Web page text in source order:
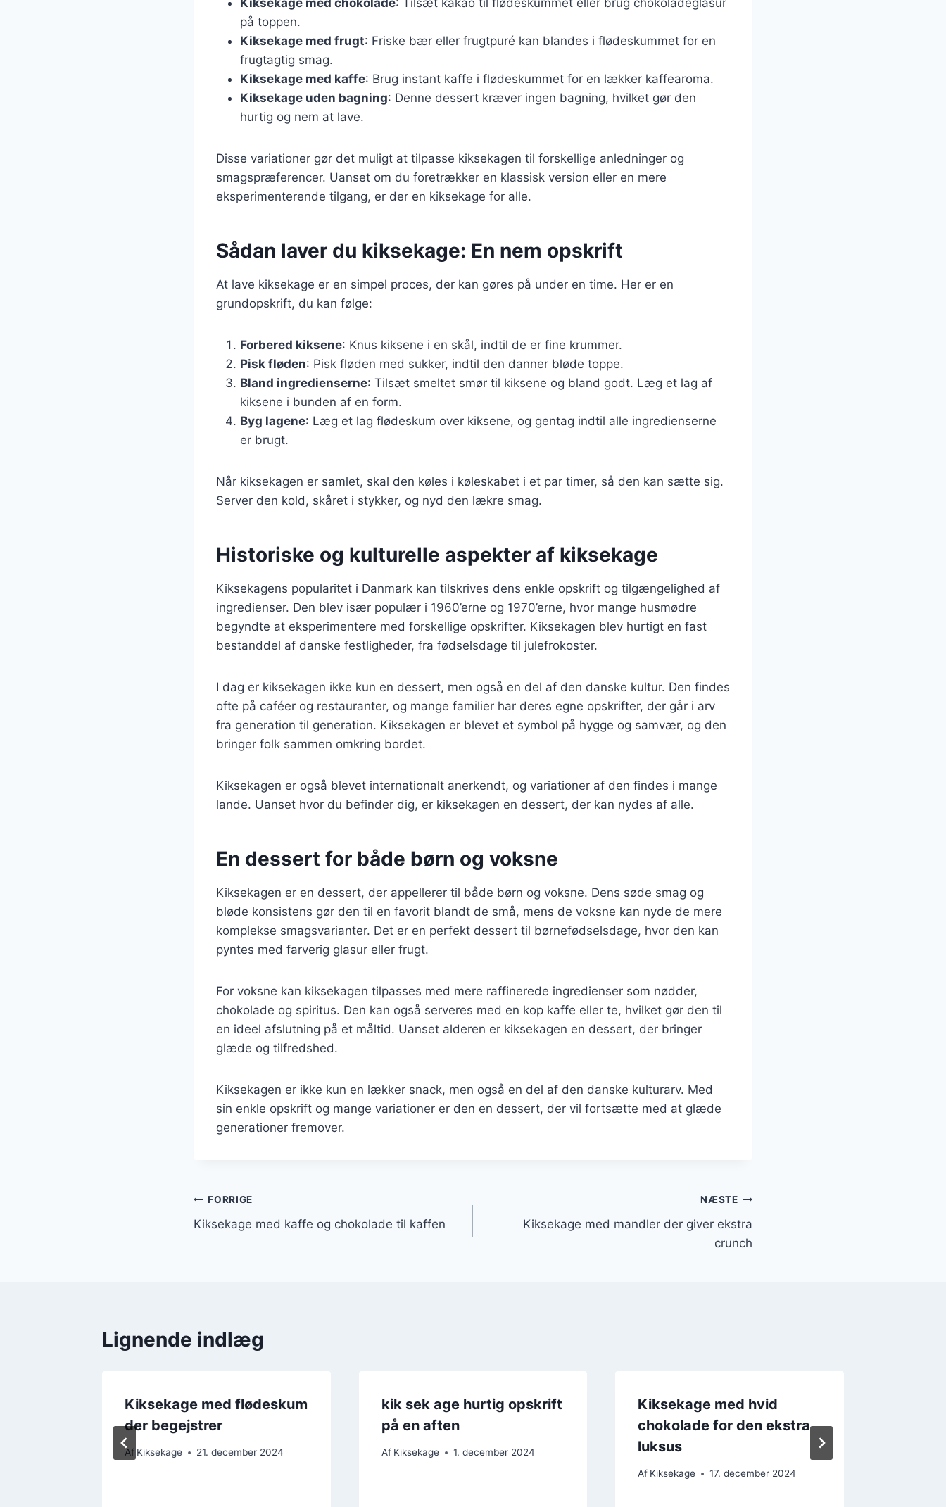
på toppen.
Kiksekage med frugt: Friske bær eller frugtpuré kan blandes i flødeskummet for en
frugtagtig smag.
Kiksekage med kaffe: Brug instant kaffe i flødeskummet for en lækker kaffearoma.
Kiksekage uden bagning: Denne dessert kræver ingen bagning, hvilket gør den
hurtig og nem at lave.
Disse variationer gør det muligt at tilpasse kiksekagen til forskellige anledninger og
smagspræferencer. Uanset om du foretrækker en klassisk version eller en mere
eksperimenterende tilgang, er der en kiksekage for alle.
Sådan laver du kiksekage: En nem opskrift
At lave kiksekage er en simpel proces, der kan gøres på under en time. Her er en
grundopskrift, du kan følge:
Forbered kiksene: Knus kiksene i en skål, indtil de er fine krummer.
Pisk fløden: Pisk fløden med sukker, indtil den danner bløde toppe.
Bland ingredienserne: Tilsæt smeltet smør til kiksene og bland godt. Læg et lag af
kiksene i bunden af en form.
Byg lagene: Læg et lag flødeskum over kiksene, og gentag indtil alle ingredienserne
er brugt.
Når kiksekagen er samlet, skal den køles i køleskabet i et par timer, så den kan sætte sig.
Server den kold, skåret i stykker, og nyd den lækre smag.
Historiske og kulturelle aspekter af kiksekage
Kiksekagens popularitet i Danmark kan tilskrives dens enkle opskrift og tilgængelighed af
ingredienser. Den blev især populær i 1960’erne og 1970’erne, hvor mange husmødre
begyndte at eksperimentere med forskellige opskrifter. Kiksekagen blev hurtigt en fast
bestanddel af danske festligheder, fra fødselsdage til julefrokoster.
I dag er kiksekagen ikke kun en dessert, men også en del af den danske kultur. Den findes
ofte på caféer og restauranter, og mange familier har deres egne opskrifter, der går i arv
fra generation til generation. Kiksekagen er blevet et symbol på hygge og samvær, og den
bringer folk sammen omkring bordet.
Kiksekagen er også blevet internationalt anerkendt, og variationer af den findes i mange
lande. Uanset hvor du befinder dig, er kiksekagen en dessert, der kan nydes af alle.
En dessert for både børn og voksne
Kiksekagen er en dessert, der appellerer til både børn og voksne. Dens søde smag og
bløde konsistens gør den til en favorit blandt de små, mens de voksne kan nyde de mere
komplekse smagsvarianter. Det er en perfekt dessert til børnefødselsdage, hvor den kan
pyntes med farverig glasur eller frugt.
For voksne kan kiksekagen tilpasses med mere raffinerede ingredienser som nødder,
chokolade og spiritus. Den kan også serveres med en kop kaffe eller te, hvilket gør den til
en ideel afslutning på et måltid. Uanset alderen er kiksekagen en dessert, der bringer
glæde og tilfredshed.
Kiksekagen er ikke kun en lækker snack, men også en del af den danske kulturarv. Med
sin enkle opskrift og mange variationer er den en dessert, der vil fortsætte med at glæde
generationer fremover.
Indlægsnavigation
FORRIGE
Kiksekage med kaffe og chokolade til kaffen
NÆSTE
Kiksekage med mandler der giver ekstra
crunch
Lignende indlæg
Kiksekage med flødeskum
der begejstrer
Af Kiksekage 21. december 2024
kik sek age hurtig opskrift
på en aften
Af Kiksekage 1. december 2024
Kiksekage med hvid
chokolade for den ekstra
luksus
Af Kiksekage 17. december 2024